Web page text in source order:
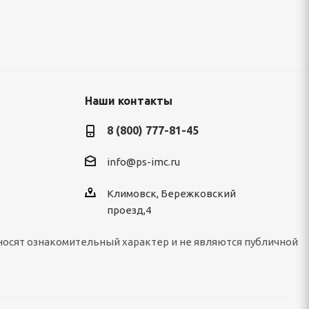
Наши контакты
8 (800) 777-81-45
info@ps-imc.ru
Климовск, Бережковский
проезд,4
ознакомительный характер и не являются публичной